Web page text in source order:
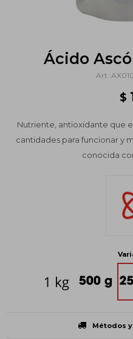
Ácido
$
Nutriente, antioxidante que
cantidades para funcionar y
conocida
Métodos